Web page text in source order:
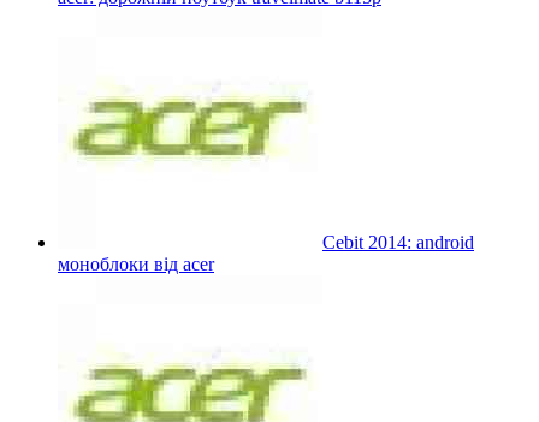
Cebit 2014: android
моноблоки від acer